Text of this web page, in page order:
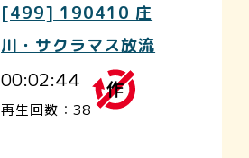
[499] 190410 庄
川・サクラマス放流
00:02:44
再生回数：38